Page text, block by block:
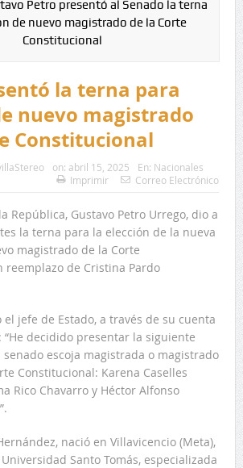
Petro presentó al Senado la terna
de nuevo magistrado de la Corte
Constitucional
la terna para
nuevo magistrado
Constitucional
on: abril 15, 2025 En: Nacionales
Imprimir Correo Electrónico
República, Gustavo Petro Urrego, dio a
la terna para la elección de la nueva
magistrado de la Corte
reemplazo de Cristina Pardo
jefe de Estado, a través de su cuenta
“He decidido presentar la siguiente
escoja magistrada o magistrado
Constitucional: Karena Caselles
Rico Chavarro y Héctor Alfonso
, nació en Villavicencio (Meta),
Santo Tomás, especializada